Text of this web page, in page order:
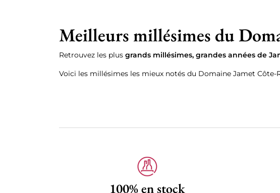
Meilleurs millésimes du
Retrouvez les plus grands millésimes, grandes années de
Voici les millésimes les mieux notés du Domaine Jamet Côte-
100% en stock